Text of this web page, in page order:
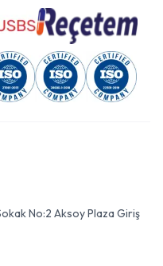
No:2 Aksoy Plaza Giriş